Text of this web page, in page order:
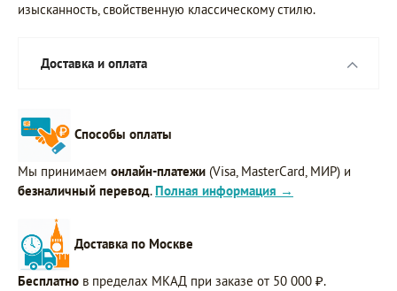
изысканность, свойственную классическому стилю.
Доставка и оплата
Способы оплаты
Мы принимаем онлайн-платежи (Visa, MasterCard, МИР) и
безналичный перевод. Полная информация →
Доставка по Москве
Бесплатно в пределах МКАД при заказе от 50 000 ₽.